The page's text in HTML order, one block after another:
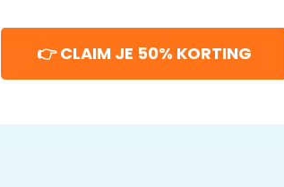
👉 CLAIM JE 50% KORTING